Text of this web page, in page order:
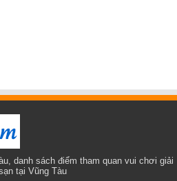
danh sách điểm tham quan vui chơi giải
tại Vũng Tàu